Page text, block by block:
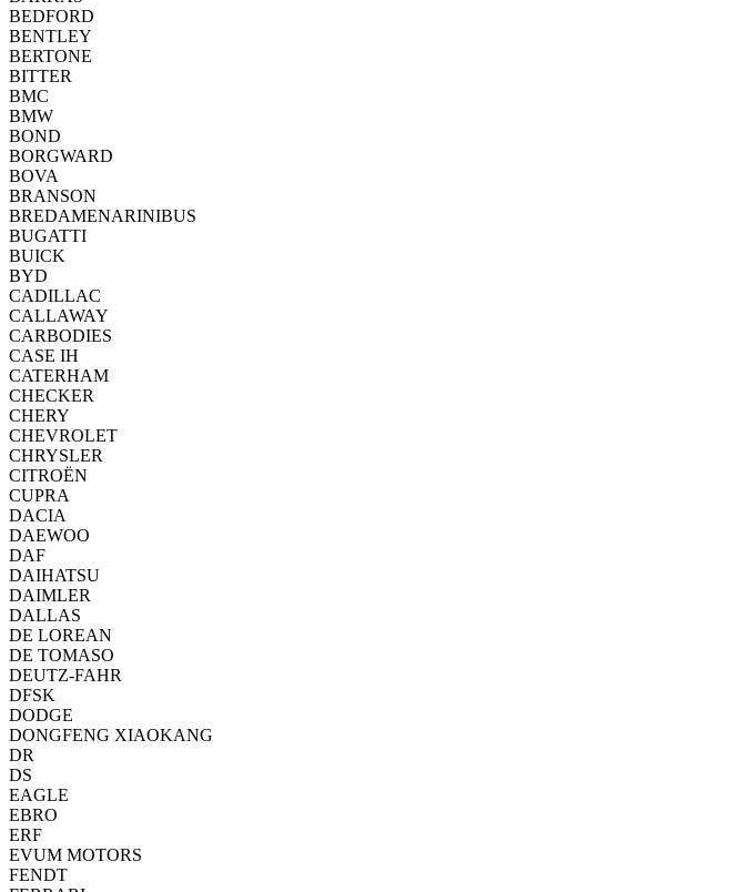
BEDFORD
BENTLEY
BERTONE
BITTER
BMC
BMW
BOND
BORGWARD
BOVA
BRANSON
BREDAMENARINIBUS
BUGATTI
BUICK
BYD
CADILLAC
CALLAWAY
CARBODIES
CASE IH
CATERHAM
CHECKER
CHERY
CHEVROLET
CHRYSLER
CITROËN
CUPRA
DACIA
DAEWOO
DAF
DAIHATSU
DAIMLER
DALLAS
DE LOREAN
DE TOMASO
DEUTZ-FAHR
DFSK
DODGE
DONGFENG XIAOKANG
DR
DS
EAGLE
EBRO
ERF
EVUM MOTORS
FENDT